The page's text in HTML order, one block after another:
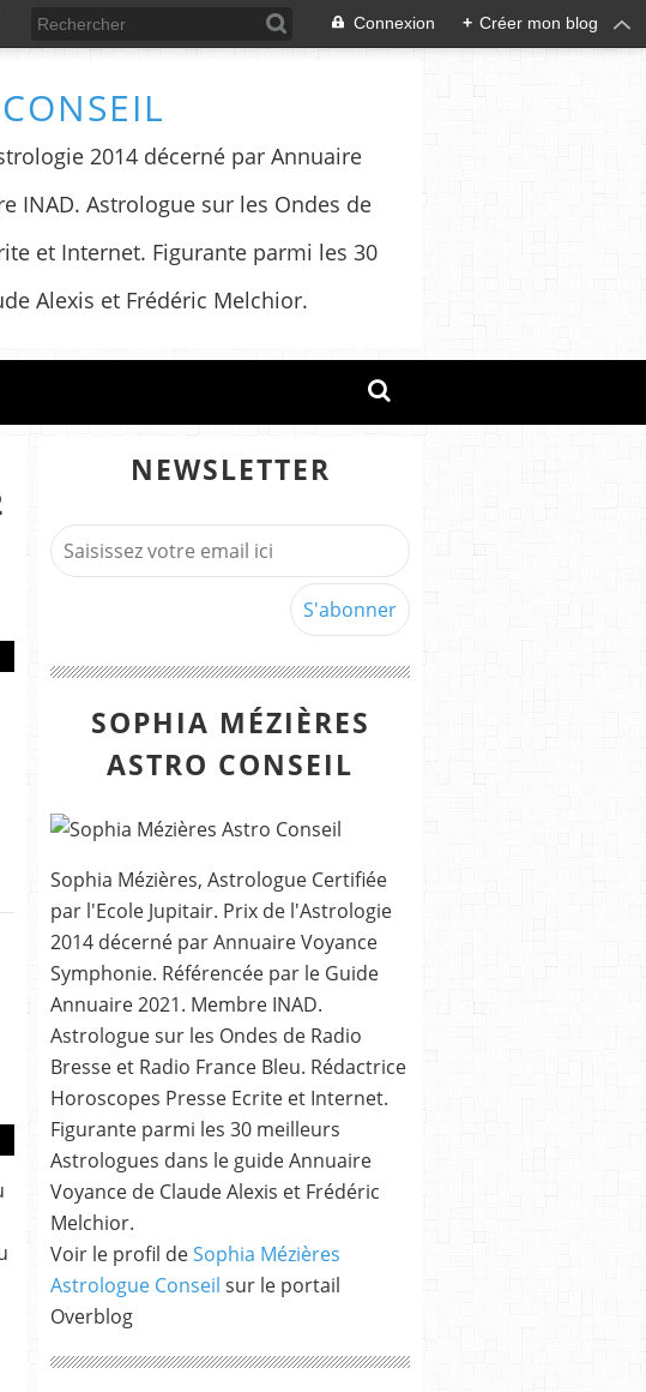
Connexion + Créer mon blog
2014 décerné par Annuaire
INAD. Astrologue sur les Ondes de
et Internet. Figurante parmi les 30
Alexis et Frédéric Melchior.
NEWSLETTER
SOPHIA MÉZIÈRES
ASTRO CONSEIL
Sophia Mézières, Astrologue Certifiée
par l'Ecole Jupitair. Prix de l'Astrologie
2014 décerné par Annuaire Voyance
Symphonie. Référencée par le Guide
Annuaire 2021. Membre INAD.
Astrologue sur les Ondes de Radio
Bresse et Radio France Bleu. Rédactrice
Horoscopes Presse Ecrite et Internet.
Figurante parmi les 30 meilleurs
Astrologues dans le guide Annuaire
Voyance de Claude Alexis et Frédéric
Melchior.
Voir le profil deSophia Mézières
Astrologue Conseil sur le portail
Overblog